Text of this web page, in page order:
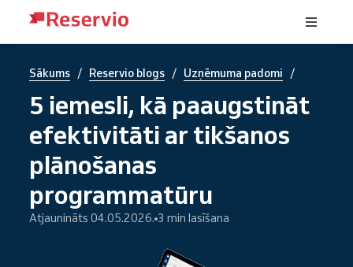
Sākums / Reservio blogs / Uzņēmuma padomi /
5 iemesli, kā paaugstināt
efektivitāti ar tikšanos
plānošanas
programmatūru
Atjaunināts 04.05.2026. 3 min lasīšana